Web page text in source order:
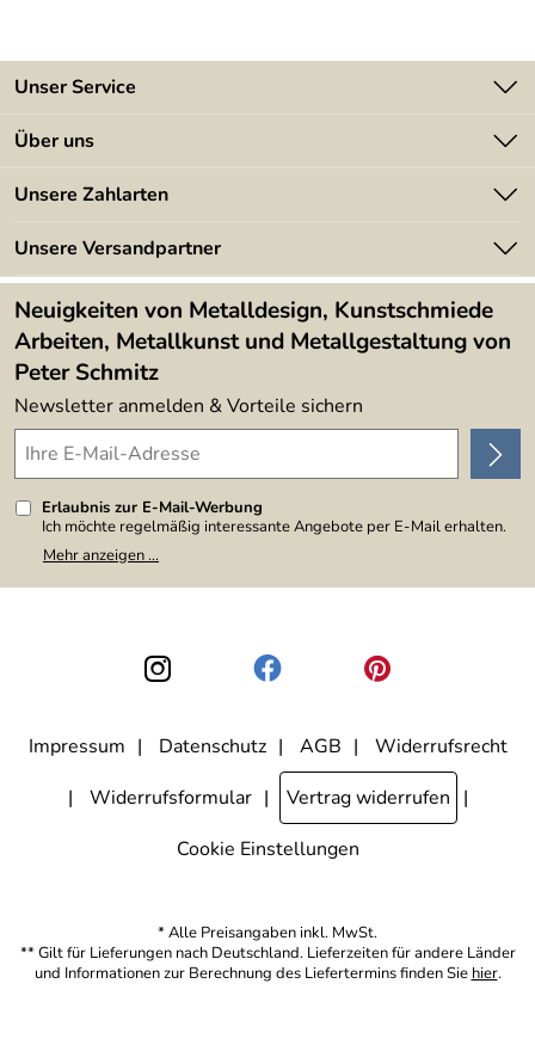
Unser Service
Kontakt
Kundeninformationen
Newsletter
Lieferbedingungen
Über uns
Angebote
Kundenbewertungen (394)
4,9/5
Unsere Zahlarten
Unsere Versandpartner
Neuigkeiten von Metalldesign, Kunstschmiede
Arbeiten, Metallkunst und Metallgestaltung von
Peter Schmitz
Newsletter anmelden & Vorteile sichern
Erlaubnis zur E-Mail-Werbung
Ich möchte regelmäßig interessante Angebote per E-Mail erhalten.
Meine E-Mail-Adresse wird nicht an andere Unternehmen
weitergegeben. Zu statistischen Zwecken wird in anonymer Form
den Link "Abmelden" am Ende des Newsletters anklicke. Die
Datenschutzerklärung
habe ich zur Kenntnis genommen.
Mehr anzeigen ...
Impressum Datenschutz AGB
Widerrufsrecht
Widerrufsformular
Vertrag widerrufen
Cookie Einstellungen
* Alle Preisangaben inkl. MwSt.
** Gilt für Lieferungen nach Deutschland. Lieferzeiten für andere Länder
und Informationen zur Berechnung des Liefertermins finden Sie hier.